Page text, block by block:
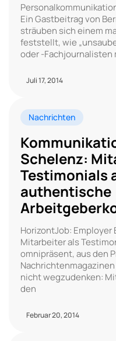
Ein Gastbeitrag von
sträuben sich einem
feststellt, wie
oder -Fachjournalisten
Juli 17, 2014
Nachrichten
Schelenz:
Testimonials
authentische
HorizontJob:
Mitarbeiter als
omnipräsent, aus den
nicht wegzudenken:
den
Februar 20, 2014